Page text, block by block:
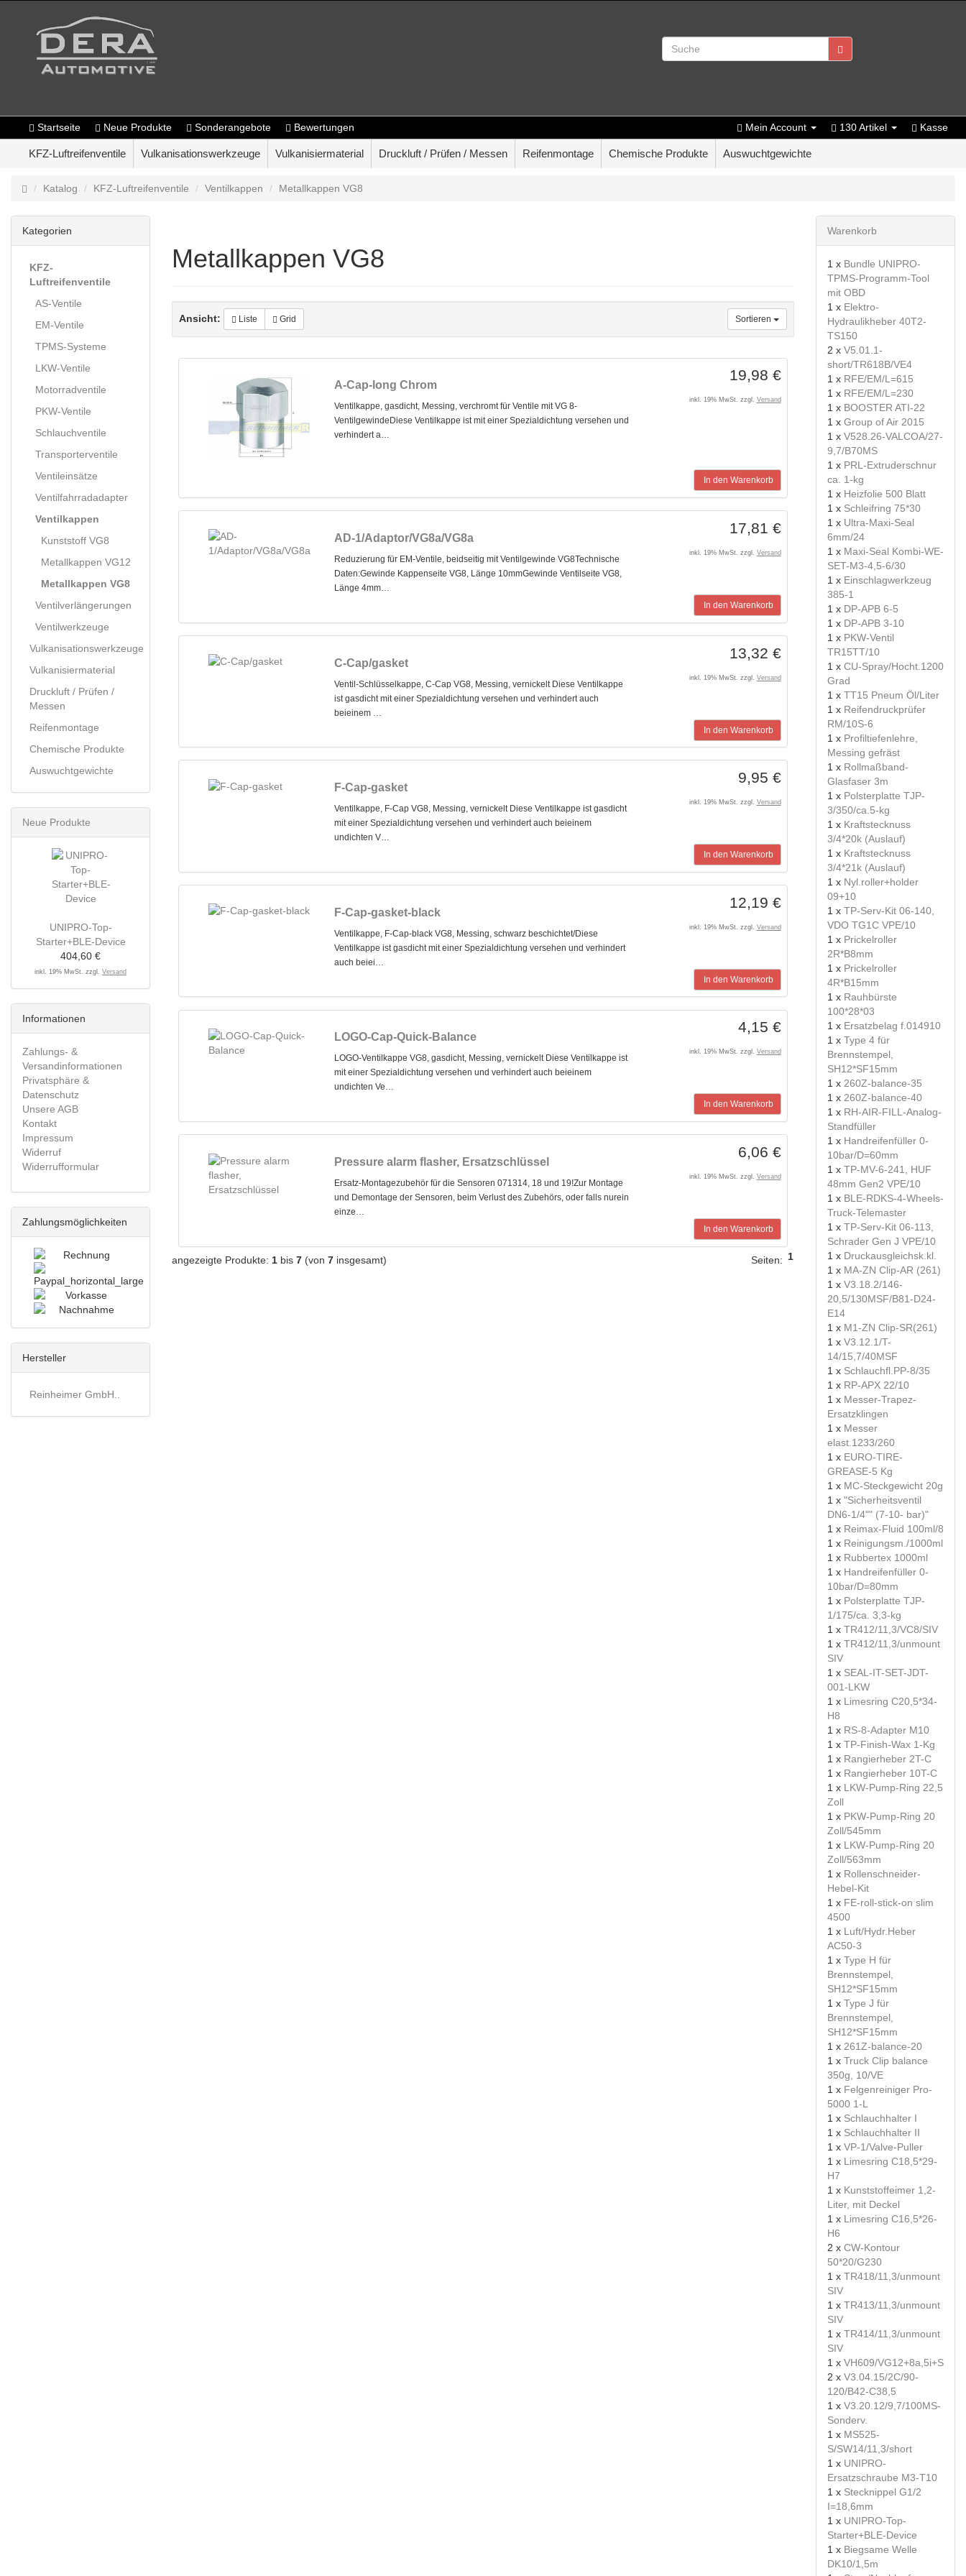
Startseite Neue Produkte Sonderangebote Bewertungen Mein Account 130 Artikel Kasse
KFZ-Luftreifenventile Vulkanisationswerkzeuge Vulkanisiermaterial Druckluft / Prüfen / Messen Reifenmontage Chemische Produkte Auswuchtgewichte
Katalog KFZ-Luftreifenventile Ventilkappen Metallkappen VG8
Metallkappen VG8
Ansicht: Liste Grid Sortieren
A-Cap-long Chrom
Ventilkappe, gasdicht, Messing, verchromt für Ventile mit VG 8-
VentilgewindeDiese Ventilkappe ist mit einer Spezialdichtung versehen und
verhindert a…
19,98 €
inkl. 19% MwSt. zzgl. Versand
In den Warenkorb
AD-1/Adaptor/VG8a/VG8a
Reduzierung für EM-Ventile, beidseitig mit Ventilgewinde VG8Technische
Daten:Gewinde Kappenseite VG8, Länge 10mmGewinde Ventilseite VG8,
Länge 4mm…
17,81 €
inkl. 19% MwSt. zzgl. Versand
In den Warenkorb
C-Cap/gasket
Ventil-Schlüsselkappe, C-Cap VG8, Messing, vernickelt Diese Ventilkappe
ist gasdicht mit einer Spezialdichtung versehen und verhindert auch
beieinem …
13,32 €
inkl. 19% MwSt. zzgl. Versand
In den Warenkorb
F-Cap-gasket
Ventilkappe, F-Cap VG8, Messing, vernickelt Diese Ventilkappe ist gasdicht
mit einer Spezialdichtung versehen und verhindert auch beieinem
undichten V…
9,95 €
inkl. 19% MwSt. zzgl. Versand
In den Warenkorb
F-Cap-gasket-black
Ventilkappe, F-Cap-black VG8, Messing, schwarz beschichtet/Diese
Ventilkappe ist gasdicht mit einer Spezialdichtung versehen und verhindert
auch beiei…
12,19 €
inkl. 19% MwSt. zzgl. Versand
In den Warenkorb
LOGO-Cap-Quick-Balance
LOGO-Ventilkappe VG8, gasdicht, Messing, vernickelt Diese Ventilkappe ist
mit einer Spezialdichtung versehen und verhindert auch beieinem
undichten Ve…
4,15 €
inkl. 19% MwSt. zzgl. Versand
In den Warenkorb
Pressure alarm flasher, Ersatzschlüssel
Ersatz-Montagezubehör für die Sensoren 071314, 18 und 19!Zur Montage
und Demontage der Sensoren, beim Verlust des Zubehörs, oder falls nurein
einze…
6,06 €
inkl. 19% MwSt. zzgl. Versand
In den Warenkorb
angezeigte Produkte: 1 bis 7 (von 7 insgesamt) 1
Seiten:
Kategorien
KFZ-
Luftreifenventile
AS-Ventile
EM-Ventile
TPMS-Systeme
LKW-Ventile
Motorradventile
PKW-Ventile
Schlauchventile
Transporterventile
Ventileinsätze
Ventilfahrradadapter
Ventilkappen
Kunststoff VG8
Metallkappen VG12
Metallkappen VG8
Ventilverlängerungen
Ventilwerkzeuge
Vulkanisationswerkzeuge
Vulkanisiermaterial
Druckluft / Prüfen /
Messen
Reifenmontage
Chemische Produkte
Auswuchtgewichte
Neue Produkte
UNIPRO-Top-
Starter+BLE-Device
404,60 €
inkl. 19% MwSt. zzgl. Versand
Informationen
Zahlungs- &
Versandinformationen
Privatsphäre &
Datenschutz
Unsere AGB
Kontakt
Impressum
Widerruf
Widerrufformular
Zahlungsmöglichkeiten
Hersteller
Reinheimer GmbH..
Warenkorb
1 x Bundle UNIPRO-
TPMS-Programm-Tool
mit OBD
1 x Elektro-
Hydraulikheber 40T2-
TS150
2 x V5.01.1-
short/TR618B/VE4
1 x RFE/EM/L=615
1 x RFE/EM/L=230
1 x BOOSTER ATI-22
1 x Group of Air 2015
1 x V528.26-VALCOA/27-
9,7/B70MS
1 x PRL-Extruderschnur
ca. 1-kg
1 x Heizfolie 500 Blatt
1 x Schleifring 75*30
1 x Ultra-Maxi-Seal
6mm/24
1 x Maxi-Seal Kombi-WE-
SET-M3-4,5-6/30
1 x Einschlagwerkzeug
385-1
1 x DP-APB 6-5
1 x DP-APB 3-10
1 x PKW-Ventil
TR15TT/10
1 x CU-Spray/Hocht.1200
Grad
1 x TT15 Pneum Öl/Liter
1 x Reifendruckprüfer
RM/10S-6
1 x Profiltiefenlehre,
Messing gefräst
1 x Rollmaßband-
Glasfaser 3m
1 x Polsterplatte TJP-
3/350/ca.5-kg
1 x Kraftstecknuss
3/4*20k (Auslauf)
1 x Kraftstecknuss
3/4*21k (Auslauf)
1 x Nyl.roller+holder
09+10
1 x TP-Serv-Kit 06-140,
VDO TG1C VPE/10
1 x Prickelroller
2R*B8mm
1 x Prickelroller
4R*B15mm
1 x Rauhbürste
100*28*03
1 x Ersatzbelag f.014910
1 x Type 4 für
Brennstempel,
SH12*SF15mm
1 x 260Z-balance-35
1 x 260Z-balance-40
1 x RH-AIR-FILL-Analog-
Standfüller
1 x Handreifenfüller 0-
10bar/D=60mm
1 x TP-MV-6-241, HUF
48mm Gen2 VPE/10
1 x BLE-RDKS-4-Wheels-
Truck-Telemaster
1 x TP-Serv-Kit 06-113,
Schrader Gen J VPE/10
1 x Druckausgleichsk.kl.
1 x MA-ZN Clip-AR (261)
1 x V3.18.2/146-
20,5/130MSF/B81-D24-
E14
1 x M1-ZN Clip-SR(261)
1 x V3.12.1/T-
14/15,7/40MSF
1 x Schlauchfl.PP-8/35
1 x RP-APX 22/10
1 x Messer-Trapez-
Ersatzklingen
1 x Messer
elast.1233/260
1 x EURO-TIRE-
GREASE-5 Kg
1 x MC-Steckgewicht 20g
1 x "Sicherheitsventil
DN6-1/4"" (7-10- bar)"
1 x Reimax-Fluid 100ml/8
1 x Reinigungsm./1000ml
1 x Rubbertex 1000ml
1 x Handreifenfüller 0-
10bar/D=80mm
1 x Polsterplatte TJP-
1/175/ca. 3,3-kg
1 x TR412/11,3/VC8/SIV
1 x TR412/11,3/unmount
SIV
1 x SEAL-IT-SET-JDT-
001-LKW
1 x Limesring C20,5*34-
H8
1 x RS-8-Adapter M10
1 x TP-Finish-Wax 1-Kg
1 x Rangierheber 2T-C
1 x Rangierheber 10T-C
1 x LKW-Pump-Ring 22,5
Zoll
1 x PKW-Pump-Ring 20
Zoll/545mm
1 x LKW-Pump-Ring 20
Zoll/563mm
1 x Rollenschneider-
Hebel-Kit
1 x FE-roll-stick-on slim
4500
1 x Luft/Hydr.Heber
AC50-3
1 x Type H für
Brennstempel,
SH12*SF15mm
1 x Type J für
Brennstempel,
SH12*SF15mm
1 x 261Z-balance-20
1 x Truck Clip balance
350g, 10/VE
1 x Felgenreiniger Pro-
5000 1-L
1 x Schlauchhalter I
1 x Schlauchhalter II
1 x VP-1/Valve-Puller
1 x Limesring C18,5*29-
H7
1 x Kunststoffeimer 1,2-
Liter, mit Deckel
1 x Limesring C16,5*26-
H6
2 x CW-Kontour
50*20/G230
1 x TR418/11,3/unmount
SIV
1 x TR413/11,3/unmount
SIV
1 x TR414/11,3/unmount
SIV
1 x VH609/VG12+8a,5i+S
2 x V3.04.15/2C/90-
120/B42-C38,5
1 x V3.20.12/9,7/100MS-
Sonderv.
1 x MS525-
S/SW14/11,3/short
1 x UNIPRO-
Ersatzschraube M3-T10
1 x Stecknippel G1/2
I=18,6mm
1 x UNIPRO-Top-
Starter+BLE-Device
1 x Biegsame Welle
DK10/1,5m